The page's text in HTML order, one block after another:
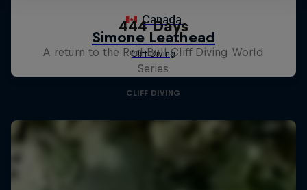
444 Days
A return to the Red Bull Cliff Diving World
Series
CLIFF DIVING